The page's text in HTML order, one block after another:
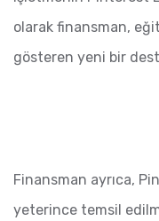
olarak finansman,
gösteren yeni bir
Finansman ayrıca,
yeterince temsil